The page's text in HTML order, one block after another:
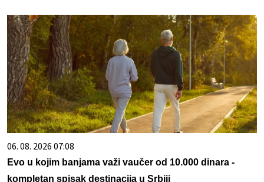
06. 08. 2026 07:08
Evo u kojim banjama važi vaučer od 10.000 dinara -
kompletan spisak destinacija u Srbiji